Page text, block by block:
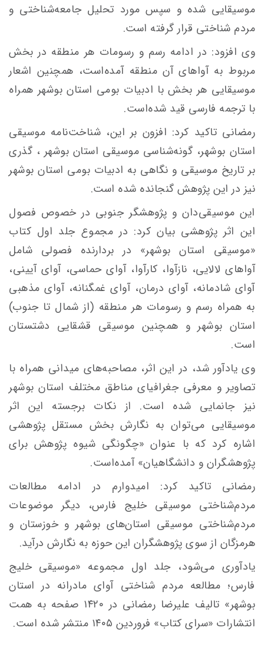
موسیقایی شده و سپس مورد تحلیل جامعه‌شناختی و
مردم شناختی قرار گرفته است.
وی افزود: در ادامه رسم و رسومات هر منطقه در بخش
مربوط به آواهای آن منطقه آمده‌است، همچنین اشعار
موسیقایی هر بخش با ادبیات بومی استان بوشهر همراه
با ترجمه فارسی قید شده‌است.
رمضانی تاکید کرد: افزون بر این، شناخت‌نامه موسیقی
استان بوشهر، گونه‌شناسی موسیقی استان بوشهر ، گذری
بر تاریخ موسیقی و نگاهی به ادبیات بومی استان بوشهر
نیز در این پژوهش گنجانده شده است.
این موسیقی‌دان و پژوهشگر جنوبی در خصوص فصول
این اثر پژوهشی بیان کرد: در مجموع جلد اول کتاب
«موسیقی استان بوشهر» در بردارنده فصولی شامل
آواهای لالایی، نازآوا، کارآوا، آوای حماسی، آوای آیینی،
آوای شادمانه، آوای درمان، آوای غمگنانه، آوای مذهبی
به همراه رسم و رسومات هر منطقه (از شمال تا جنوب)
استان بوشهر و همچنین موسیقی قشقایی دشتستان
است.
وی یادآور شد، در این اثر، مصاحبه‌های میدانی همراه با
تصاویر و معرفی جغرافیای مناطق مختلف استان بوشهر
نیز جانمایی شده است. از نکات برجسته این اثر
موسیقایی می‌توان به نگارش بخش مستقل پژوهشی
اشاره کرد که با عنوان «چگونگی شیوه پژوهش برای
پژوهشگران و دانشگاهیان» آمده‌است.
رمضانی تاکید کرد: امیدوارم در ادامه مطالعات
مردم‌شناختی موسیقی خلیج فارس، دیگر موضوعات
مردم‌شناختی موسیقی استان‌های بوشهر و خوزستان و
هرمزگان از سوی پژوهشگران این حوزه به نگارش درآید.
یادآوری می‌شود، جلد اول مجموعه «موسیقی خلیج
فارس؛ مطالعه مردم شناختی آوای مادرانه در استان
بوشهر» تالیف علیرضا رمضانی در ۱۴۲۰ صفحه به همت
انتشارات «سرای کتاب» فروردین ۱۴۰۵ منتشر شده است.